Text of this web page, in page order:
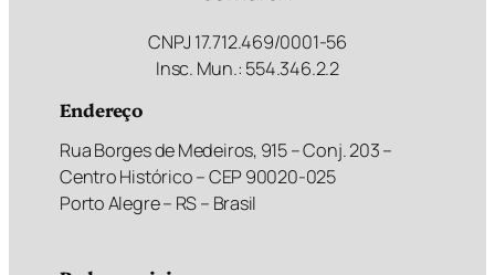
CNPJ 17.712.469/0001-56
Insc. Mun.: 554.346.2.2
Endereço
Rua Borges de Medeiros, 915 – Conj. 203 –
Centro Histórico – CEP 90020-025
Porto Alegre – RS – Brasil